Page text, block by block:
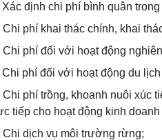
Xác định chi phí bình quân
Chi phí khai thác chính, khai
Chi phí đối với hoạt động
Chi phí đối với hoạt động du
Chi phí trồng, khoanh nuôi xúc
tiếp cho hoạt động kinh
Chi dịch vụ môi trường rừng;